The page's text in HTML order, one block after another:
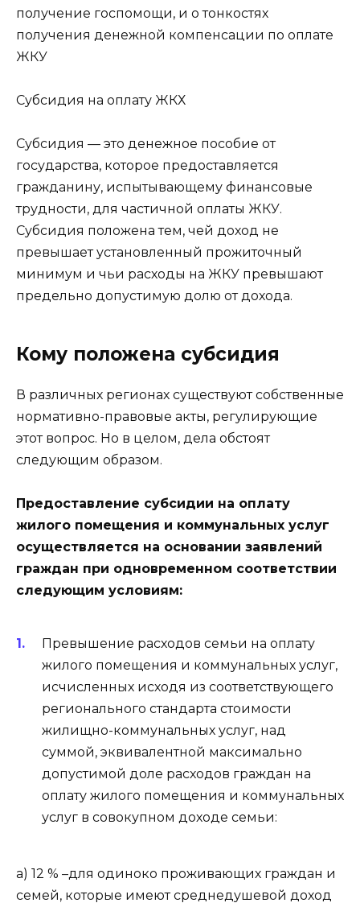
получение госпомощи, и о тонкостях
получения денежной компенсации по оплате
ЖКУ
Субсидия на оплату ЖКХ
Субсидия — это денежное пособие от
государства, которое предоставляется
гражданину, испытывающему финансовые
трудности, для частичной оплаты ЖКУ.
Субсидия положена тем, чей доход не
превышает установленный прожиточный
минимум и чьи расходы на ЖКУ превышают
предельно допустимую долю от дохода.
Кому положена субсидия
В различных регионах существуют собственные
нормативно-правовые акты, регулирующие
этот вопрос. Но в целом, дела обстоят
следующим образом.
Предоставление субсидии на оплату
жилого помещения и коммунальных услуг
осуществляется на основании заявлений
граждан при одновременном соответствии
следующим условиям:
Превышение расходов семьи на оплату
жилого помещения и коммунальных услуг,
исчисленных исходя из соответствующего
регионального стандарта стоимости
жилищно-коммунальных услуг, над
суммой, эквивалентной максимально
допустимой доле расходов граждан на
оплату жилого помещения и коммунальных
услуг в совокупном доходе семьи:
а) 12 % –для одиноко проживающих граждан и
семей, которые имеют среднедушевой доход